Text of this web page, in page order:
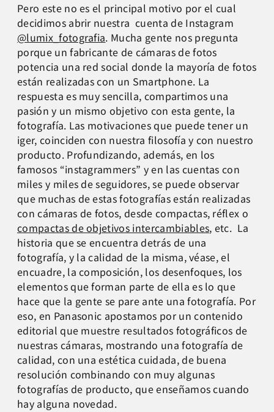
Pero este no es el principal motivo por el cual
decidimos abrir nuestra cuenta de Instagram
@lumix_fotografia. Mucha gente nos pregunta
porque un fabricante de cámaras de fotos
potencia una red social donde la mayoría de fotos
están realizadas con un Smartphone. La
respuesta es muy sencilla, compartimos una
pasión y un mismo objetivo con esta gente, la
fotografía. Las motivaciones que puede tener un
iger, coinciden con nuestra filosofía y con nuestro
producto. Profundizando, además, en los
famosos “instagrammers” y en las cuentas con
miles y miles de seguidores, se puede observar
que muchas de estas fotografías están realizadas
con cámaras de fotos, desde compactas, réflex o
compactas de objetivos intercambiables, etc. La
historia que se encuentra detrás de una
fotografía, y la calidad de la misma, véase, el
encuadre, la composición, los desenfoques, los
elementos que forman parte de ella es lo que
hace que la gente se pare ante una fotografía. Por
eso, en Panasonic apostamos por un contenido
editorial que muestre resultados fotográficos de
nuestras cámaras, mostrando una fotografía de
calidad, con una estética cuidada, de buena
resolución combinando con muy algunas
fotografías de producto, que enseñamos cuando
hay alguna novedad.